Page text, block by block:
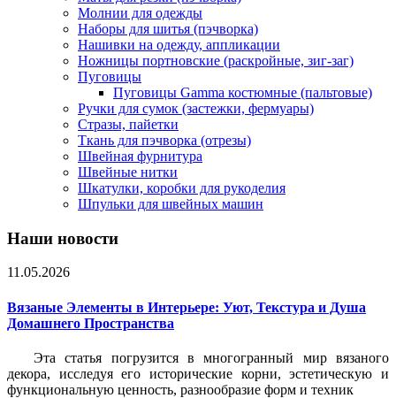
Молнии для одежды
Наборы для шитья (пэчворка)
Нашивки на одежду, аппликации
Ножницы портновские (раскройные, зиг-заг)
Пуговицы
Пуговицы Gamma костюмные (пальтовые)
Ручки для сумок (застежки, фермуары)
Стразы, пайетки
Ткань для пэчворка (отрезы)
Швейная фурнитура
Швейные нитки
Шкатулки, коробки для рукоделия
Шпульки для швейных машин
Наши новости
11.05.2026
Вязаные Элементы в Интерьере: Уют, Текстура и Душа
Домашнего Пространства
Эта статья погрузится в многогранный мир вязаного
декора, исследуя его исторические корни, эстетическую и
функциональную ценность, разнообразие форм и техник